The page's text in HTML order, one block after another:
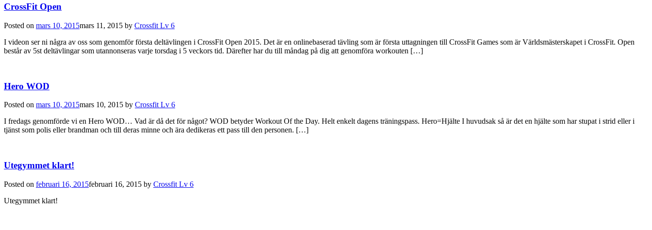
CrossFit Open
Posted on mars 10, 2015mars 11, 2015 by Crossfit Lv 6
I videon ser ni några av oss som genomför första deltävlingen i CrossFit Open 2015. Det är en onlinebaserad tävling som är första uttagningen till CrossFit Games som är Världsmästerskapet i CrossFit. Open
består av 5st deltävlingar som utannonseras varje torsdag i 5 veckors tid. Därefter har du till måndag på dig att genomföra workouten […]
Hero WOD
Posted on mars 10, 2015mars 10, 2015 by Crossfit Lv 6
I fredags genomförde vi en Hero WOD… Vad är då det för något? WOD betyder Workout Of the Day. Helt enkelt dagens träningspass. Hero=Hjälte I huvudsak så är det en hjälte som har stupat i strid eller i
tjänst som polis eller brandman och till deras minne och ära dedikeras ett pass till den personen. […]
Utegymmet klart!
Posted on februari 16, 2015februari 16, 2015 by Crossfit Lv 6
Utegymmet klart!